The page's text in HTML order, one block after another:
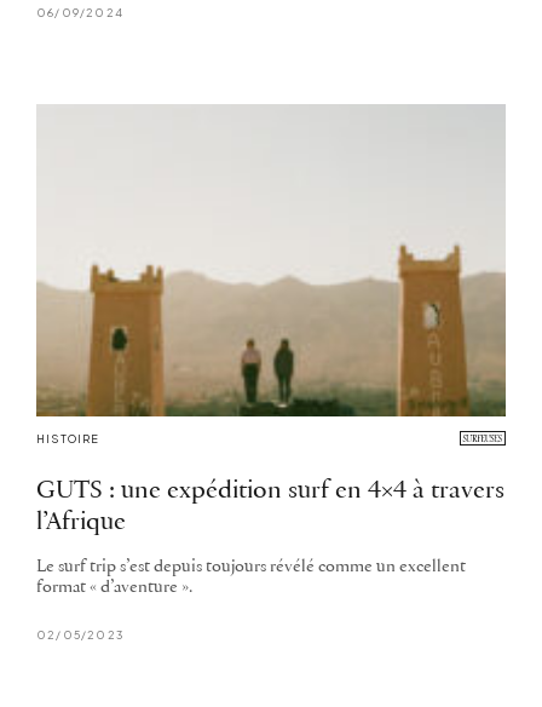
06/09/2024
HISTOIRE
GUTS : une expédition surf en 4×4 à travers
l’Afrique
Le surf trip s’est depuis toujours révélé comme un excellent
format « d’aventure ».
02/05/2023